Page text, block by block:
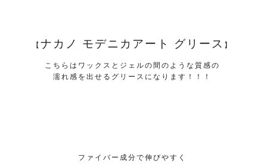
【 ナカノ モデニカアート グリース 】
こちらはワックスとジェルの間のような質感の
濡れ感を出せるグリースになります！！！
ファイバー成分で伸びやすく